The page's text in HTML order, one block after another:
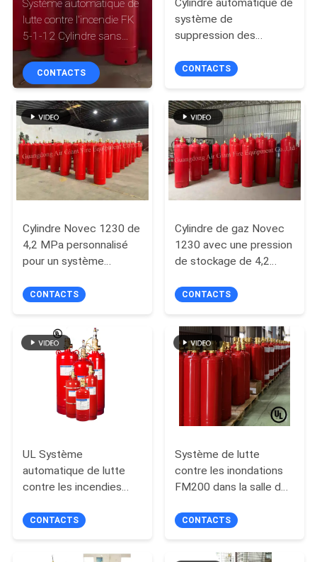
NOUS
VISITE
D'USINE
CONTRÔLE
DE
QUALITÉ
TÉLÉCHARGER
DEMANDEZ
UNE
PRIVACY
POLICY
Système automatique de
lutte contre l'incendie FK
5-1-12 Cylindre sans
pollution pour musée
CONTACTS
Cylindre automatique de
système de
suppression des
sans pollution pour la
CONTACTS
Cylindre Novec 1230 de
4,2 MPa personnalisé
pour un système
incendies sans résidus
CONTACTS
Cylindre de gaz Novec
1230 avec une pression
de stockage de 4,2
suppression des
dans les salles
électriques
CONTACTS
UL Système
automatique de lutte
contre les incendies
données FM200
CONTACTS
Système de lutte
contre les inondations
FM200 dans la salle de
CONTACTS